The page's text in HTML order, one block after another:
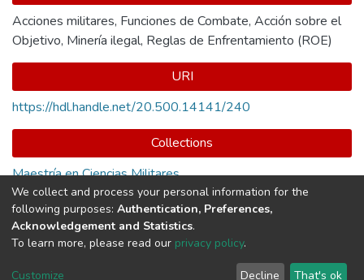
Acciones militares, Funciones de Combate, Acción sobre el
Objetivo, Minería ilegal, Reglas de Enfrentamiento (ROE)
URI
https://hdl.handle.net/20.500.14141/240
Collections
Maestría en Ciencias Militares
Full item page
DSpace software copyright © 2002-2026
Cookie End User Send
We collect and process your personal information for the
following purposes: Authentication, Preferences,
Acknowledgement and Statistics.
To learn more, please read our privacy policy.
Customize Decline That's ok